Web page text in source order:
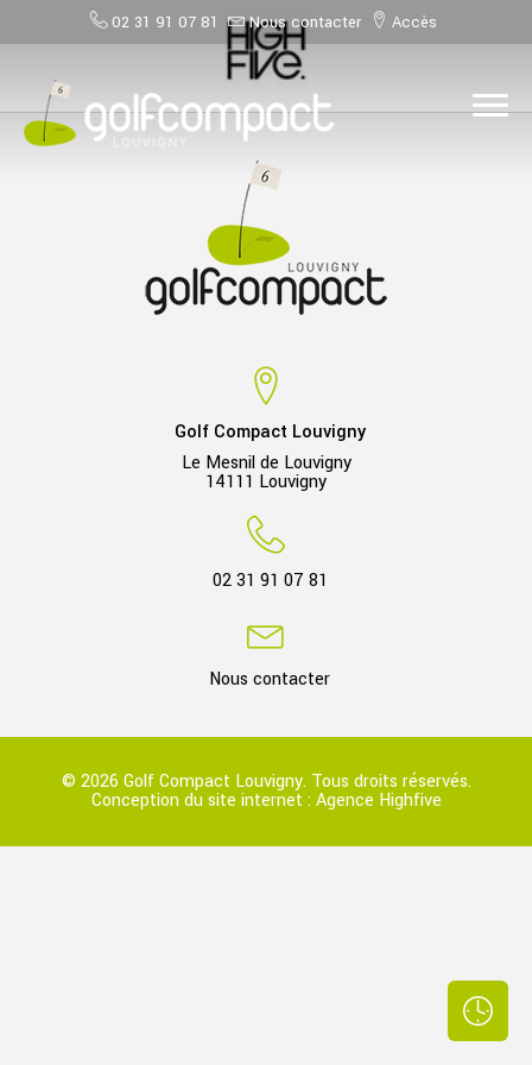
02 31 91 07 81 Nous contacter Accès
Golf Compact Louvigny
Le Mesnil de Louvigny
14111 Louvigny
02 31 91 07 81
Nous contacter
© 2026 Golf Compact Louvigny. Tous droits réservés.
Conception du site internet :Agence Highfive